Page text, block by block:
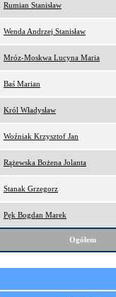
Rumian Stanisław
Wenda Andrzej Stanisław
Mróz-Moskwa Lucyna Maria
Baś Marian
Król Władysław
Woźniak Krzysztof Jan
Rążewska Bożena Jolanta
Stanak Grzegorz
Pęk Bogdan Marek
Ogółem